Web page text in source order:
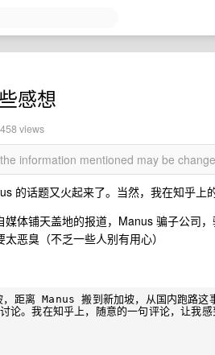
感想
views
information mentioned may be
的话题又火起来了。当然，我在知乎上
体铺天盖地的报道，Manus 骗子公司
恶臭（不乏一些人别有用心）
距离 Manus 搬到新加坡，从国内跑路这
论。我在知乎上，随意的一句评论，让我